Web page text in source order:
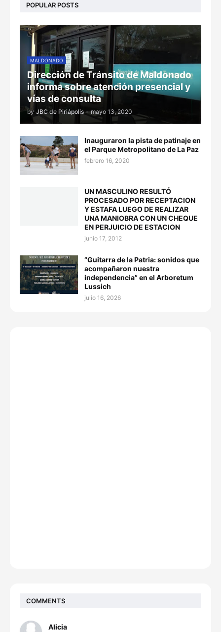
POPULAR POSTS
MALDONADO
Dirección de Tránsito de Maldonado
informa sobre atención presencial y
vías de consulta
by JBC de Piriápolis - mayo 13, 2020
Inauguraron la pista de patinaje en
el Parque Metropolitano de La Paz
febrero 16, 2020
UN MASCULINO RESULTÓ
PROCESADO POR RECEPTACION
Y ESTAFA LUEGO DE REALIZAR
UNA MANIOBRA CON UN CHEQUE
EN PERJUICIO DE ESTACION
junio 17, 2012
“Guitarra de la Patria: sonidos que
acompañaron nuestra
independencia” en el Arboretum
Lussich
julio 16, 2026
COMMENTS
Alicia